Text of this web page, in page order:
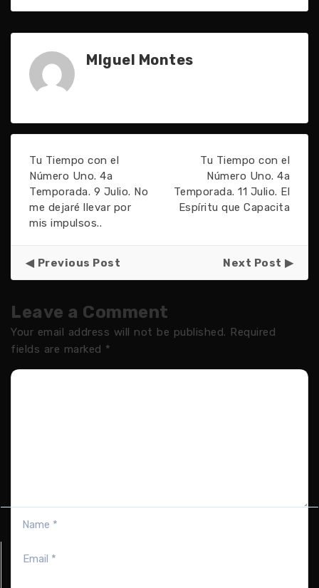
MIguel Montes
Tu Tiempo con el
Número Uno. 4a
Temporada. 9 Julio. No
me dejaré llevar por
mis impulsos..
Tu Tiempo con el
Número Uno. 4a
Temporada. 11 Julio. El
Espíritu que Capacita
Previous Post Next Post
Leave a Comment
Your email address will not be published. Required
fields are marked *